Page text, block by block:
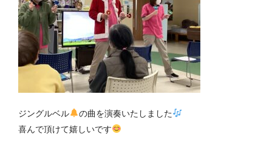
ジングルベル
の曲を演奏いたしました
喜んで頂けて嬉しいです